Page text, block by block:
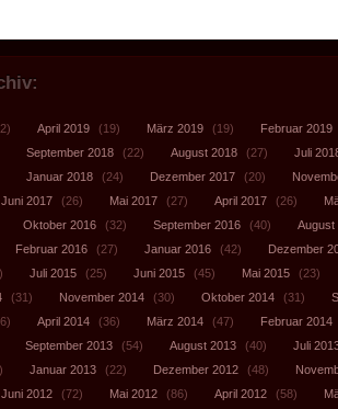
April 2019 (19) März 2019 (19) Februar 2019
September 2018 (22) August 2018 (27)
Juli
Januar 2018 (24) Dezember 2017 (20)
Juni 2017 (26) Mai 2017 (27) April 2017 (26)
Oktober 2016 (32) September 2016 (40)
August
Februar 2016 (27) Januar 2016 (42)
Dezember
Juli 2015 (25) Juni 2015 (45) Mai 2015
(23)
(31) November 2014 (30) Oktober 2014 (31)
April 2014 (36) März 2014 (47) Februar 2014
September 2013 (54) August 2013 (40)
Juli
Januar 2013 (22) Dezember 2012 (48)
Juni 2012 (72) Mai 2012 (86) April 2012 (58)